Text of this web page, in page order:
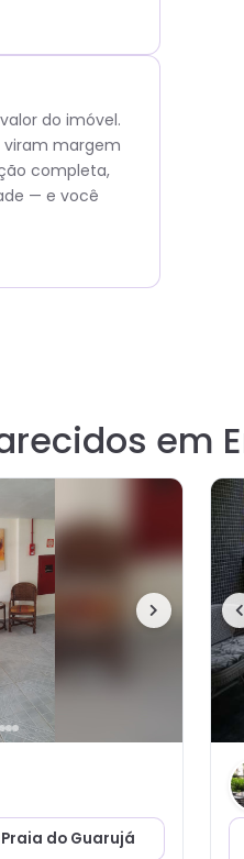
do imóvel.
viram margem
completa,
— e você
em
do Guarujá